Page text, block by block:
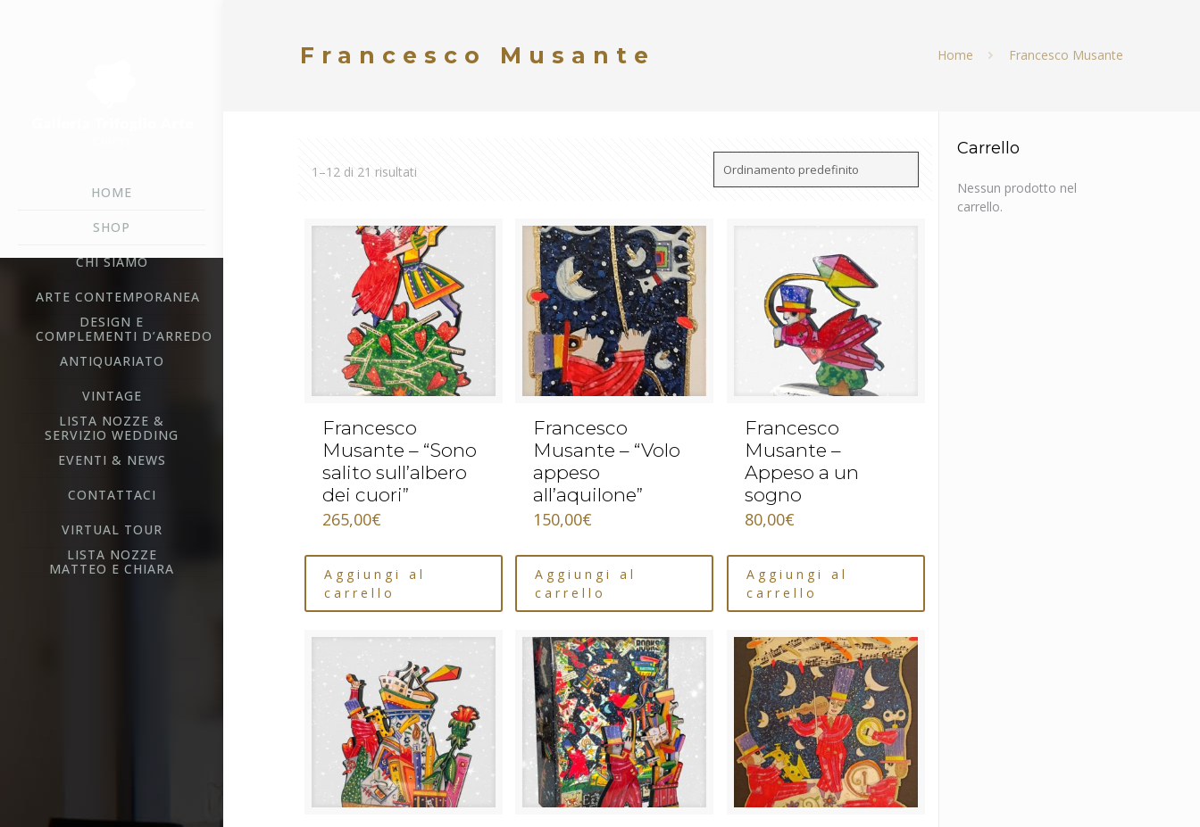
HOME
SHOP
CHI SIAMO
ARTE CONTEMPORANEA
DESIGN E
COMPLEMENTI D’ARREDO
ANTIQUARIATO
VINTAGE
LISTA NOZZE &
SERVIZIO WEDDING
EVENTI & NEWS
CONTATTACI
VIRTUAL TOUR
LISTA NOZZE
MATTEO E CHIARA
Francesco Musante Home Francesco Musante
1–12 di 21 risultati
Francesco
Musante – “Sono
salito sull’albero
dei cuori”
265,00€
Aggiungi al
carrello
Francesco
Musante – “Volo
appeso
all’aquilone”
150,00€
Aggiungi al
carrello
Francesco
Musante –
Appeso a un
sogno
80,00€
Aggiungi al
carrello
Carrello
Nessun prodotto nel
carrello.